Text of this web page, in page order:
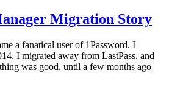
Migration Story
a fanatical user of 1Password. I
I migrated away from LastPass, and
was good, until a few months ago